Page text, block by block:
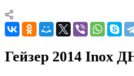
Гейзер 2014 Inox